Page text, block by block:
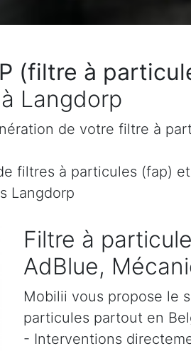
(filtre à
à Langdorp
de votre filtre à
filtres à particules (fap)
Langdorp
Filtre à
AdBlue,
Mobilii vous propose le
particules partout en
- Interventions